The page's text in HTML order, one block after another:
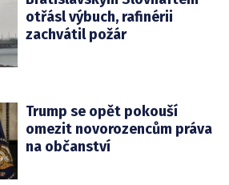
otřásl výbuch, rafinérii
zachvátil požár
Trump se opět pokouší
omezit novorozencům práva
na občanství